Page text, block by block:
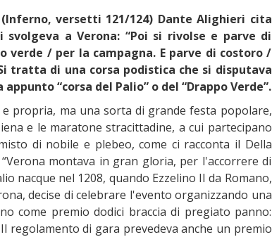
versetti 121/124) Dante Alighieri cita
a Verona: “Poi si rivolse e parve di
verde / per la campagna. E parve di costoro /
tratta di una corsa podistica che si disputava
“corsa del Palio” o del “Drappo Verde”.
propria, ma una sorta di grande festa popolare,
e le maratone stracittadine, a cui partecipano
di nobile e plebeo, come ci racconta il Della
montava in gran gloria, per l'accorrere di
nacque nel 1208, quando Ezzelino II da Romano,
decise di celebrare l'evento organizzando una
come premio dodici braccia di pregiato panno:
regolamento di gara prevedeva anche un premio